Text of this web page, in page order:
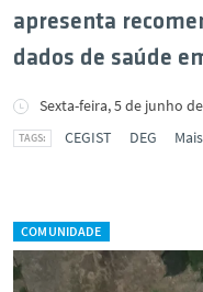
apresenta
dados de saúde
Sexta-feira, 5 de junho
CEGIST
DEG
COMUNIDADE